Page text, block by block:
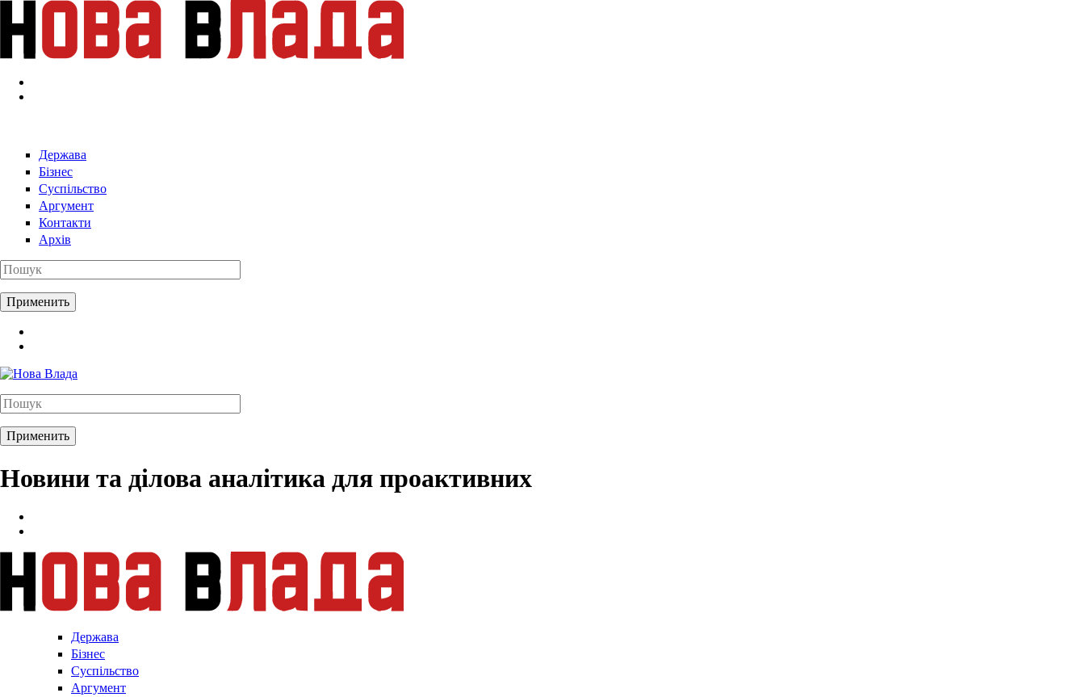
Перейти к основному содержанию
Держава
Бізнес
Суспільство
Аргумент
Контакти
Архів
Новини та ділова аналітика для проактивних
Держава
Бізнес
Суспільство
Аргумент